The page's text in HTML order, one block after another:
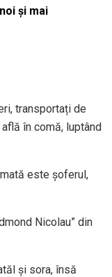
și mai
transportați de
în comă, luptând
este șoferul,
Nicolau” din
și sora, însă